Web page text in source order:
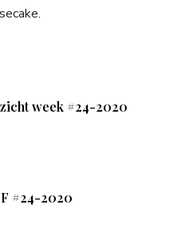
week #24-2020
#24-2020